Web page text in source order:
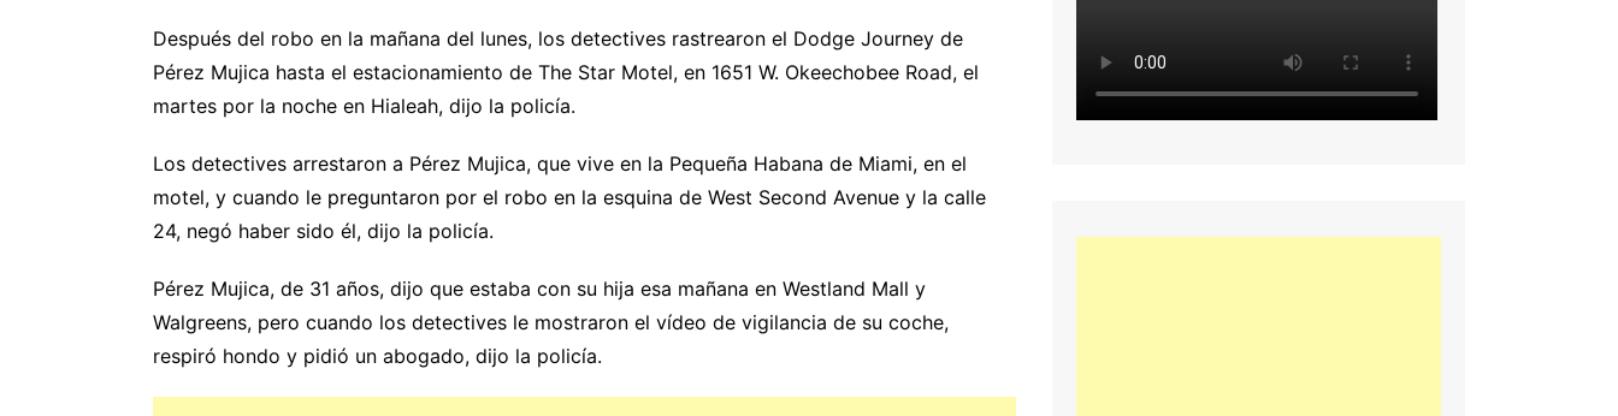
Después del robo en la mañana del lunes, los detectives rastrearon el Dodge Journey de
Pérez Mujica hasta el estacionamiento de The Star Motel, en 1651 W. Okeechobee Road, el
martes por la noche en Hialeah, dijo la policía.
Los detectives arrestaron a Pérez Mujica, que vive en la Pequeña Habana de Miami, en el
motel, y cuando le preguntaron por el robo en la esquina de West Second Avenue y la calle
24, negó haber sido él, dijo la policía.
Pérez Mujica, de 31 años, dijo que estaba con su hija esa mañana en Westland Mall y
Walgreens, pero cuando los detectives le mostraron el vídeo de vigilancia de su coche,
respiró hondo y pidió un abogado, dijo la policía.